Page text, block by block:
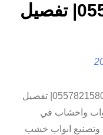
الشارقة |0557821580| تفصيل
تركيب ابواب واخشاب في الشارقة |0557821580| تفصيل
واخشاب في
وتصنيع ابواب خشب